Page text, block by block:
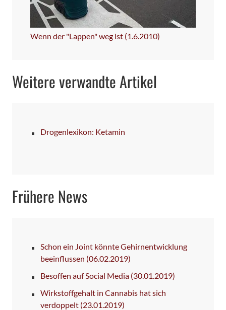
Wenn der "Lappen" weg ist (1.6.2010)
Weitere verwandte Artikel
Drogenlexikon: Ketamin
Frühere News
Schon ein Joint könnte Gehirnentwicklung
beeinflussen (06.02.2019)
Besoffen auf Social Media (30.01.2019)
Wirkstoffgehalt in Cannabis hat sich
verdoppelt (23.01.2019)